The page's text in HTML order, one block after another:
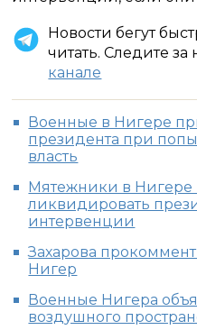
Новости бегут
читать. Следите
канале
Военные в Нигере
президента при
власть
Мятежники в Нигере
ликвидировать
интервенции
Захарова
Нигер
Военные Нигера
воздушного